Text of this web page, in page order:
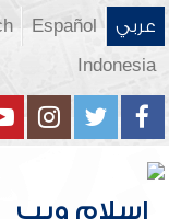
عربي Español
Indonesia